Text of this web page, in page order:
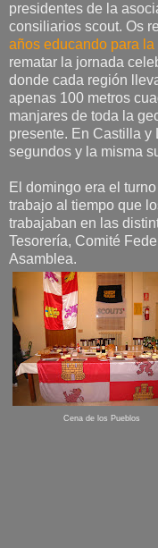
presidentes de la
consiliarios scout. Os
años educando para la
rematar la jornada
donde cada región
apenas 100 metros
manjares de toda la
presente. En Castilla y
segundos y la misma
El domingo era el
trabajo al tiempo que
trabajaban en las
Tesorería, Comité
Asamblea.
Cena de los Pueblos